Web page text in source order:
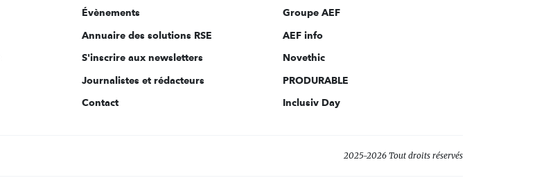
Évènements
Annuaire des solutions RSE
S'inscrire aux newsletters
Journalistes et rédacteurs
Contact
Groupe AEF
AEF info
Novethic
PRODURABLE
Inclusiv Day
2025-2026 Tout droits réservés